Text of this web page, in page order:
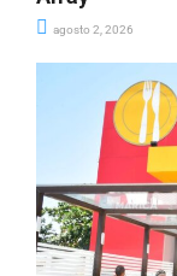
agosto 2, 2026